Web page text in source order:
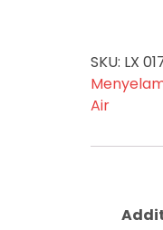
SKU: LX
Air